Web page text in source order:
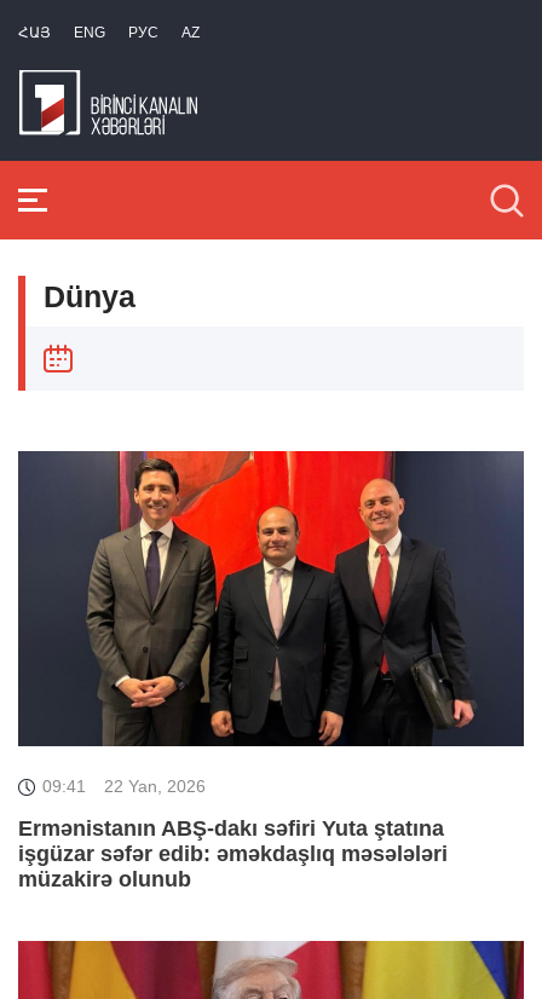
ՀԱՅ ENG РУС AZ
Dünya
09:41 22 Yan, 2026
Ermənistanın ABŞ-dakı səfiri Yuta ştatına
işgüzar səfər edib: əməkdaşlıq məsələləri
müzakirə olunub